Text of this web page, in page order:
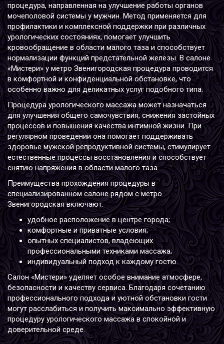
процедура, направленная на улучшение работы органов
мочеполовой системы у мужчин. Метод применяется для
профилактики и комплексной поддержки при различных
урологических состояниях, помогает улучшить
кровообращение в области малого таза и способствует
нормализации функций предстательной железы. В салоне
«Мистери» у метро Звенигородская процедура проводится
в комфортной и конфиденциальной обстановке, что
особенно важно для деликатных услуг подобного типа.
Процедура урологического массажа может назначаться
для улучшения общего самочувствия, снижения застойных
процессов и повышения качества интимной жизни. При
регулярном проведении она помогает поддерживать
здоровье мужской репродуктивной системы, стимулирует
естественные процессы восстановления и способствует
снятию напряжения в области малого таза.
Преимущества прохождения процедуры в
специализированном салоне рядом с метро
Звенигородская включают:
удобное расположение в центре города;
комфортные и приватные условия;
опытных специалистов, владеющих
профессиональными техниками массажа;
индивидуальный подход к каждому гостю.
Салон «Мистери» уделяет особое внимание атмосфере,
безопасности и качеству сервиса. Благодаря сочетанию
профессионального подхода и уютной обстановки гости
могут расслабиться и получить максимально эффективную
процедуру урологического массажа в спокойной и
доверительной среде.